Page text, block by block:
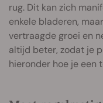
rug. Dit kan zich
enkele bladeren,
vertraagde groei en
altijd beter, zodat je
hieronder hoe je een